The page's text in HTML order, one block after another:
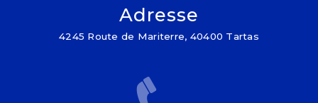
Adresse
4245 Route de Mariterre, 40400 Tartas